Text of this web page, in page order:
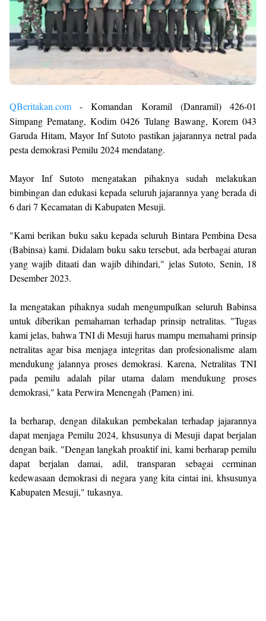
QBeritakan.com - Komandan Koramil (Danramil) 426-01
Simpang Pematang, Kodim 0426 Tulang Bawang, Korem 043
Garuda Hitam, Mayor Inf Sutoto pastikan jajarannya netral pada
pesta demokrasi Pemilu 2024 mendatang.
Mayor Inf Sutoto mengatakan pihaknya sudah melakukan
bimbingan dan edukasi kepada seluruh jajarannya yang berada di
6 dari 7 Kecamatan di Kabupaten Mesuji.
"Kami berikan buku saku kepada seluruh Bintara Pembina Desa
(Babinsa) kami. Didalam buku saku tersebut, ada berbagai aturan
yang wajib ditaati dan wajib dihindari," jelas Sutoto, Senin, 18
Desember 2023.
Ia mengatakan pihaknya sudah mengumpulkan seluruh Babinsa
untuk diberikan pemahaman terhadap prinsip netralitas. "Tugas
kami jelas, bahwa TNI di Mesuji harus mampu memahami prinsip
netralitas agar bisa menjaga integritas dan profesionalisme alam
mendukung jalannya proses demokrasi. Karena, Netralitas TNI
pada pemilu adalah pilar utama dalam mendukung proses
demokrasi," kata Perwira Menengah (Pamen) ini.
Ia berharap, dengan dilakukan pembekalan terhadap jajarannya
dapat menjaga Pemilu 2024, khsusunya di Mesuji dapat berjalan
dengan baik. "Dengan langkah proaktif ini, kami berharap pemilu
dapat berjalan damai, adil, transparan sebagai cerminan
kedewasaan demokrasi di negara yang kita cintai ini, khsusunya
Kabupaten Mesuji," tukasnya.